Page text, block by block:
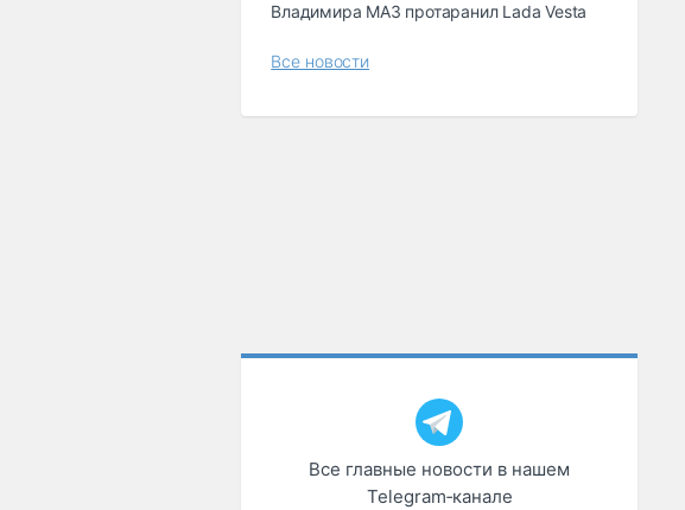
Владимира МАЗ протаранил Lada Vesta
Все новости
Все главные новости в нашем
Telegram‑канале